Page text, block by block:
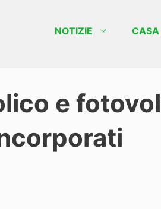
NOTIZIE CASA
e